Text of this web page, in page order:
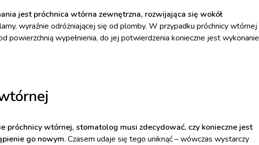
jest próchnica wtórna zewnętrzna, rozwijająca się wokół
wyraźnie odróżniającej się od plomby. W przypadku próchnicy wtórnej
powierzchnią wypełnienia, do jej potwierdzenia konieczne jest wykonanie
próchnicy wtórnej, stomatolog musi zdecydować, czy konieczne jest
go nowym. Czasem udaje się tego uniknąć – wówczas wystarczy